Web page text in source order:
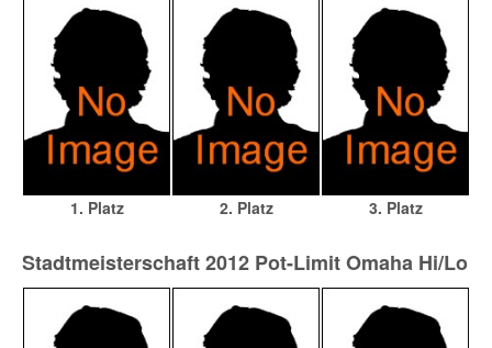
1. Platz 2. Platz 3. Platz
Stadtmeisterschaft 2012 Pot-Limit Omaha Hi/Lo